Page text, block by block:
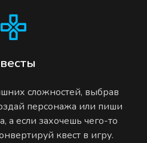
сложностей, выбрав
персонажа или пиши
а если захочешь чего-то
квест в игру.